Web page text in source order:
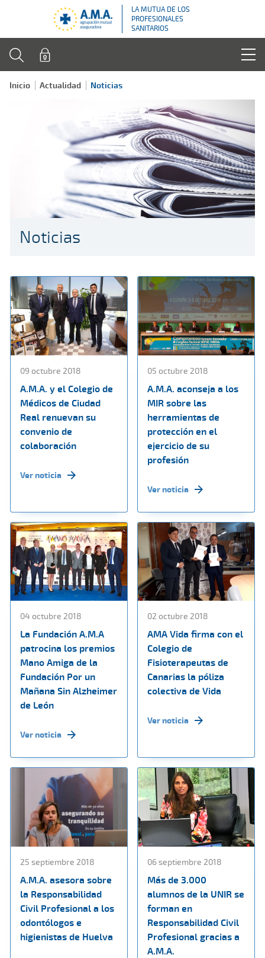
LA MUTUA DE LOS
PROFESIONALES
SANITARIOS
Inicio Actualidad Noticias
Noticias
09 octubre 2018
A.M.A. y el Colegio de
Médicos de Ciudad
Real renuevan su
convenio de
colaboración
Ver noticia
05 octubre 2018
A.M.A. aconseja a los
MIR sobre las
herramientas de
protección en el
ejercicio de su
profesión
Ver noticia
04 octubre 2018
La Fundación A.M.A
patrocina los premios
Mano Amiga de la
Fundación Por un
Mañana Sin Alzheimer
de León
Ver noticia
02 octubre 2018
AMA Vida firma con el
Colegio de
Fisioterapeutas de
Canarias la póliza
colectiva de Vida
Ver noticia
25 septiembre 2018
A.M.A. asesora sobre
la Responsabilidad
Civil Profesional a los
odontólogos e
higienistas de Huelva
06 septiembre 2018
Más de 3.000
alumnos de la UNIR se
forman en
Responsabilidad Civil
Profesional gracias a
A.M.A.